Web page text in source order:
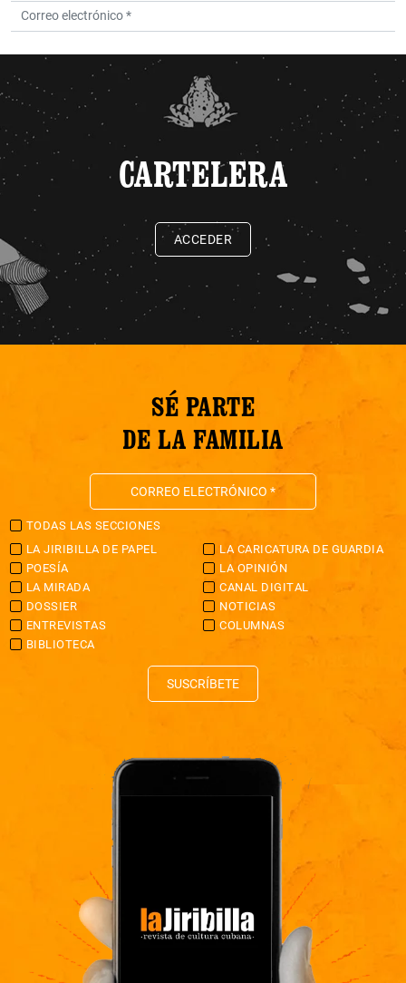
CARTELERA
ACCEDER
SÉ PARTE
DE LA FAMILIA
TODAS LAS SECCIONES
LA JIRIBILLA DE PAPEL
LA CARICATURA DE GUARDIA
POESÍA
LA OPINIÓN
LA MIRADA
CANAL DIGITAL
DOSSIER
NOTICIAS
ENTREVISTAS
COLUMNAS
BIBLIOTECA
SUSCRÍBETE